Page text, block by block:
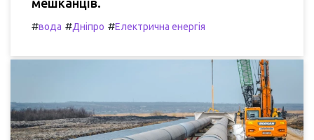
#вода #Дніпро #Електрична енергія